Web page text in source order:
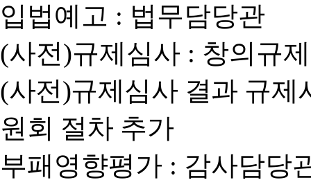
입법예고 : 법무담당관
(사전)규제심사 : 창의규
(사전)규제심사 결과 규
원회 절차 추가
부패영향평가 : 감사담당